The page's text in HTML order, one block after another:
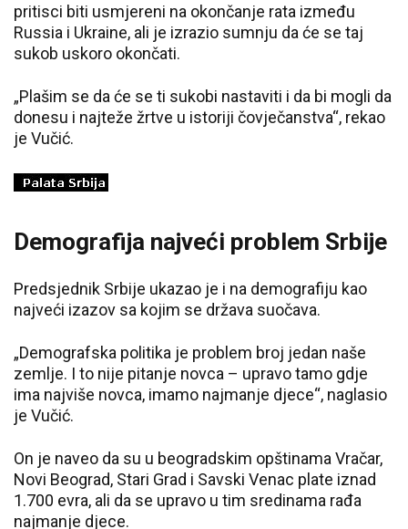
pritisci biti usmjereni na okončanje rata između
Russia i Ukraine, ali je izrazio sumnju da će se taj
sukob uskoro okončati.
„Plašim se da će se ti sukobi nastaviti i da bi mogli da
donesu i najteže žrtve u istoriji čovječanstva“, rekao
je Vučić.
Demografija najveći problem Srbije
Predsjednik Srbije ukazao je i na demografiju kao
najveći izazov sa kojim se država suočava.
„Demografska politika je problem broj jedan naše
zemlje. I to nije pitanje novca – upravo tamo gdje
ima najviše novca, imamo najmanje djece“, naglasio
je Vučić.
On je naveo da su u beogradskim opštinama Vračar,
Novi Beograd, Stari Grad i Savski Venac plate iznad
1.700 evra, ali da se upravo u tim sredinama rađa
najmanje djece.